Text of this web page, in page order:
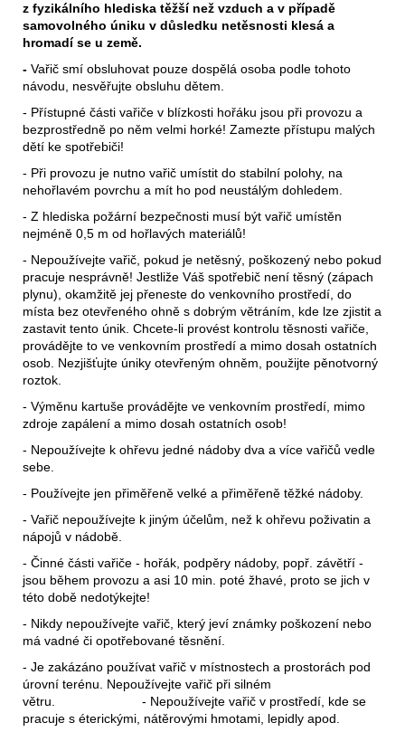
z fyzikálního hlediska těžší než vzduch a v případě
samovolného úniku v důsledku netěsnosti klesá a
hromadí se u země.
- Vařič smí obsluhovat pouze dospělá osoba podle tohoto
návodu, nesvěřujte obsluhu dětem.
- Přístupné části vařiče v blízkosti hořáku jsou při provozu a
bezprostředně po něm velmi horké! Zamezte přístupu malých
dětí ke spotřebiči!
- Při provozu je nutno vařič umístit do stabilní polohy, na
nehořlavém povrchu a mít ho pod neustálým dohledem.
- Z hlediska požární bezpečnosti musí být vařič umístěn
nejméně 0,5 m od hořlavých materiálů!
- Nepoužívejte vařič, pokud je netěsný, poškozený nebo pokud
pracuje nesprávně! Jestliže Váš spotřebič není těsný (zápach
plynu), okamžitě jej přeneste do venkovního prostředí, do
místa bez otevřeného ohně s dobrým větráním, kde lze zjistit a
zastavit tento únik. Chcete-li provést kontrolu těsnosti vařiče,
provádějte to ve venkovním prostředí a mimo dosah ostatních
osob. Nezjišťujte úniky otevřeným ohněm, použijte pěnotvorný
roztok.
- Výměnu kartuše provádějte ve venkovním prostředí, mimo
zdroje zapálení a mimo dosah ostatních osob!
- Nepoužívejte k ohřevu jedné nádoby dva a více vařičů vedle
sebe.
- Používejte jen přiměřeně velké a přiměřeně těžké nádoby.
- Vařič nepoužívejte k jiným účelům, než k ohřevu poživatin a
nápojů v nádobě.
- Činné části vařiče - hořák, podpěry nádoby, popř. závětří -
jsou během provozu a asi 10 min. poté žhavé, proto se jich v
této době nedotýkejte!
- Nikdy nepoužívejte vařič, který jeví známky poškození nebo
má vadné či opotřebované těsnění.
- Je zakázáno používat vařič v místnostech a prostorách pod
úrovní terénu. Nepoužívejte vařič při silném
větru. - Nepoužívejte vařič v prostředí, kde se
pracuje s éterickými, nátěrovými hmotami, lepidly apod.